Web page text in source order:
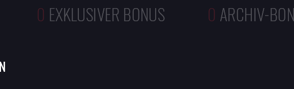
0 EXKLUSIVER BONUS 0 ARCHIV-